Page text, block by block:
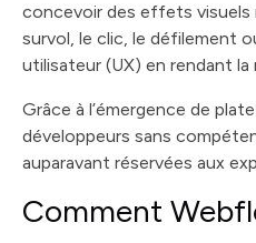
concevoir des effets visuels
survol, le clic, le défilement
utilisateur (UX) en rendant
Grâce à l’émergence de
développeurs sans
auparavant réservées aux
Comment